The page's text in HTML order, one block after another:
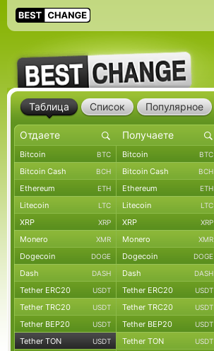
Таблица Список Популярное
Bitcoin BTC Bitcoin BTC
Bitcoin Cash BCH Bitcoin Cash BCH
Ethereum ETH Ethereum ETH
Litecoin LTC Litecoin LTC
XRP XRP XRP XRP
Monero XMR Monero XMR
Dogecoin DOGE Dogecoin DOGE
Dash DASH Dash DASH
Tether ERC20 USDT Tether ERC20 USDT
Tether TRC20 USDT Tether TRC20 USDT
Tether BEP20 USDT Tether BEP20 USDT
Tether TON USDT Tether TON USDT